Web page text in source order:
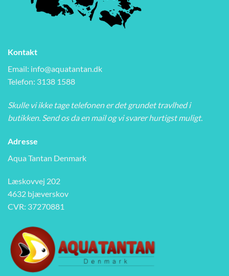
Kontakt
Email: info@aquatantan.dk
Telefon: 3138 1588
Skulle vi ikke tage telefonen er det grundet travlhed i
butikken. Send os da en mail og vi svarer hurtigst muligt.
Adresse
Aqua Tantan Denmark
Læskovvej 202
4632 bjæverskov
CVR: 37270881